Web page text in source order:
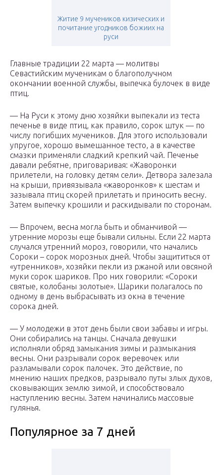
Житие 9 мучеников кизических и
почитание угодников божиих на
руси
Главные традиции 22 марта — молитвы
Севастийским мученикам о благополучном
окончании военной службы, выпечка булочек в виде
птиц.
— На Руси к этому дню хозяйки выпекали из теста
печенье в виде птиц, как правило, сорок штук — по
числу погибших мучеников. Для этого использовали
упругое, хорошо вымешанное тесто, а в качестве
смазки применяли сладкий крепкий чай. Печенье
давали ребятне, приговаривая: «Жаворонки
прилетели, на головку детям сели». Детвора залезала
на крыши, привязывала «жаворонков» к шестам и
зазывала птиц скорей прилетать и приносить весну.
Затем выпечку крошили и раскидывали по сторонам.
— Впрочем, весна могла быть и обманчивой —
утренние морозы еще бывали сильны. Если 22 марта
случался утренний мороз, говорили, что начались
Сороки – сорок морозных дней. Чтобы защититься от
«утренников», хозяйки пекли из ржаной или овсяной
муки сорок шариков. Про них говорили: «Сороки
святые, колобаны золотые». Шарики полагалось по
одному в день выбрасывать из окна в течение
сорока дней.
— У молодежи в этот день были свои забавы и игры.
Они собирались на танцы. Сначала девушки
исполняли обряд замыкания зимы и размыкания
весны. Они разрывали сорок веревочек или
разламывали сорок палочек. Это действие, по
мнению наших предков, разрывало путы злых духов,
сковывающих землю зимой, и способствовало
наступлению весны. Затем начинались массовые
гулянья.
Популярное за 7 дней